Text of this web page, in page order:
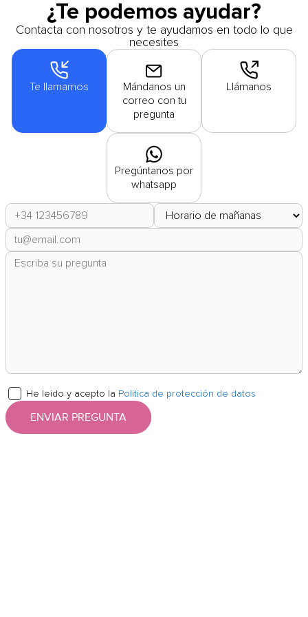
¿Te podemos ayudar?
Contacta con nosotros y te ayudamos en todo lo que
necesites
Te llamamos
Mándanos un
correo con tu
pregunta
Llámanos
Pregúntanos por
whatsapp
He leido y acepto la Politica de protección de datos
ENVIAR PREGUNTA